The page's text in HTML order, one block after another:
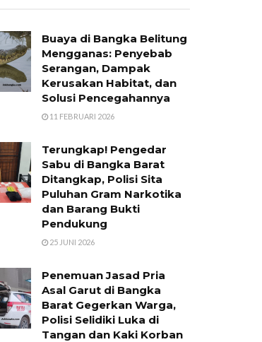
Buaya di Bangka Belitung
Mengganas: Penyebab
Serangan, Dampak
Kerusakan Habitat, dan
Solusi Pencegahannya
11 FEBRUARI 2026
Terungkap! Pengedar
Sabu di Bangka Barat
Ditangkap, Polisi Sita
Puluhan Gram Narkotika
dan Barang Bukti
Pendukung
25 JUNI 2026
Penemuan Jasad Pria
Asal Garut di Bangka
Barat Gegerkan Warga,
Polisi Selidiki Luka di
Tangan dan Kaki Korban